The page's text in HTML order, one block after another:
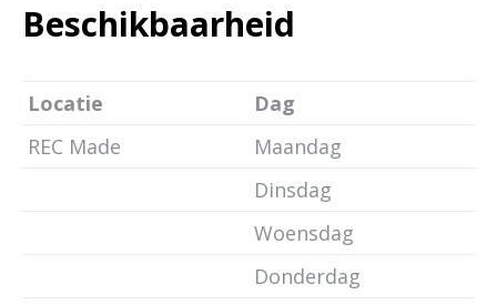
Beschikbaarheid
Locatie
Dag
REC Made
Maandag
Dinsdag
Woensdag
Donderdag